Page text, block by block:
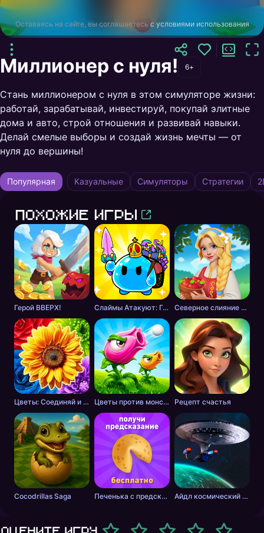
Оставаясь на сайте, вы соглашаетесь с условиями использования
Миллионер с нуля! 6+
Стань миллионером с нуля в этом симуляторе жизни:
работай, зарабатывай, инвестируй, покупай элитные
дома и авто, строй отношения и развивай навыки.
Делай смелые выборы и создай жизнь мечты — от
нуля до вершины!
Популярная Казуальные Симуляторы Стратегии
Похожие игры
Герой ВВЕРХ! Слаймы Атакуют: Головоломка! Северное слияние - тайна леса
Цветы: Соединяй и Продавай Букеты! Цветы против монстров Рецепт счастья
Cocodrillas Saga Печенька с предсказанием Айдл космический добытчик